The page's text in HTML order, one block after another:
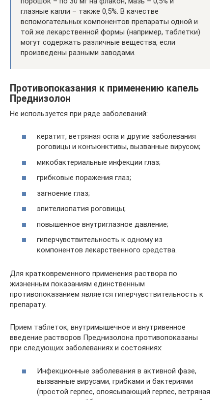
глазные капли – также 0,5%. В качестве
вспомогательных компонентов препараты одной и
той же лекарственной формы (например, таблетки)
могут содержать различные вещества, если
произведены разными заводами.
Противопоказания к применению капель
Преднизолон
Не используется при ряде заболеваний:
кератит, ветряная оспа и другие заболевания
роговицы и конъюнктивы, вызванные вирусом;
микобактериальные инфекции глаз;
грибковые поражения глаз;
загноение глаз;
эпителиопатия роговицы;
повышенное внутриглазное давление;
гиперчувствительность к одному из
компонентов лекарственного средства.
Для кратковременного применения раствора по
жизненным показаниям единственным
противопоказанием является гиперчувствительность к
препарату.
Прием таблеток, внутримышечное и внутривенное
введение растворов Преднизолона противопоказаны
при следующих заболеваниях и состояниях:
Инфекционные заболевания в активной фазе,
вызванные вирусами, грибками и бактериями
(простой герпес, опоясывающий герпес, ветряная